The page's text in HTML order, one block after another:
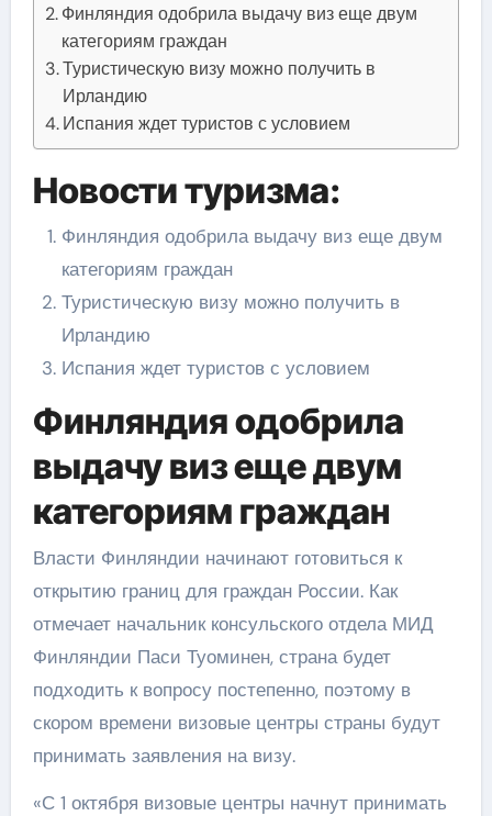
Финляндия одобрила выдачу виз еще двум
категориям граждан
Туристическую визу можно получить в
Ирландию
Испания ждет туристов с условием
Новости туризма:
Финляндия одобрила выдачу виз еще двум
категориям граждан
Туристическую визу можно получить в
Ирландию
Испания ждет туристов с условием
Финляндия одобрила
выдачу виз еще двум
категориям граждан
Власти Финляндии начинают готовиться к
открытию границ для граждан России. Как
отмечает начальник консульского отдела МИД
Финляндии Паси Туоминен, страна будет
подходить к вопросу постепенно, поэтому в
скором времени визовые центры страны будут
принимать заявления на визу.
«С 1 октября визовые центры начнут принимать